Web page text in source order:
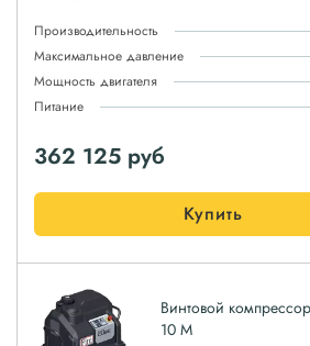
Производительность
Максимальное давление
Мощность двигателя
Питание
362 125 руб
Купить
Винтовой
10 M